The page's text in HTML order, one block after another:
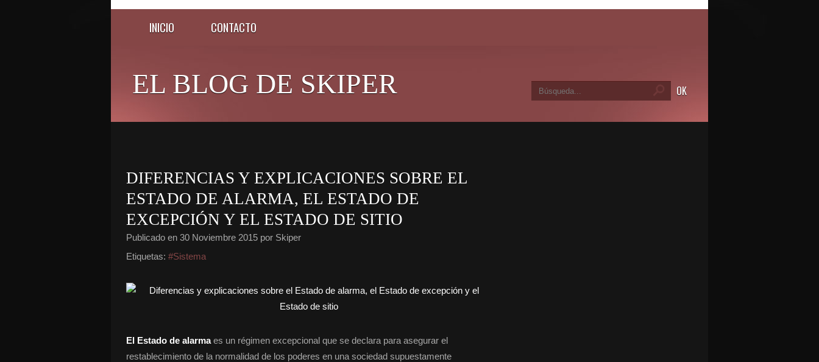
INICIO CONTACTO
EL BLOG DE SKIPER
DIFERENCIAS Y EXPLICACIONES SOBRE EL
ESTADO DE ALARMA, EL ESTADO DE
EXCEPCIÓN Y EL ESTADO DE SITIO
Publicado en 30 Noviembre 2015 por Skiper
Etiquetas: #Sistema
El Estado de alarmaes un régimen excepcional que se declara para asegurar el
restablecimiento de la normalidad de los poderes en una sociedad supuestamente